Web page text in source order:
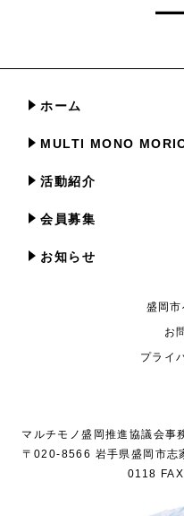
ホーム
MULTI MONO
活動紹介
会員募集
お知らせ
盛岡
お
プライ
マルチモノ盛岡推進協議会事
〒020-8566 岩手県盛岡市
0118